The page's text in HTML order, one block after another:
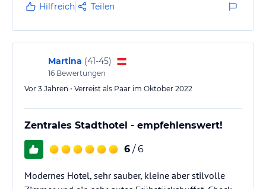
Hilfreich Teilen
Martina (41-45)
16 Bewertungen
Vor 3 Jahren • Verreist als Paar im Oktober 2022
Zentrales Stadthotel - empfehlenswert!
6 / 6
Modernes Hotel, sehr sauber, kleine aber stilvolle